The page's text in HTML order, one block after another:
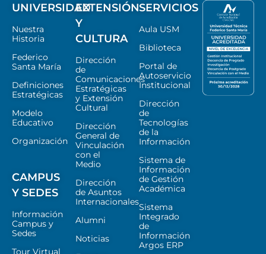
UNIVERSIDAD
Nuestra
Historia
Federico
Santa María
Definiciones
Estratégicas
Modelo
Educativo
Organización
CAMPUS
Y SEDES
Información
Campus y
Sedes
Tour Virtual
EXTENSIÓN
Y
CULTURA
Dirección
de
Comunicaciones
Estratégicas
y Extensión
Cultural
Dirección
General de
Vinculación
con el
Medio
Dirección
de Asuntos
Internacionales
Alumni
Noticias
SERVICIOS
Aula USM
Biblioteca
Portal de
Autoservicio
Institucional
Dirección
de
Tecnologías
de la
Información
Sistema de
Información
de Gestión
Académica
Sistema
Integrado
de
Información
Argos ERP